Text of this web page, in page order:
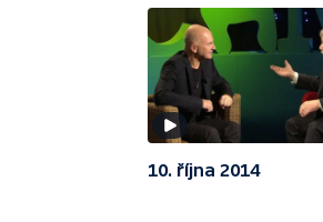
10. října 2014